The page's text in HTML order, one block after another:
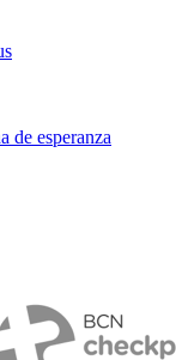
de esperanza